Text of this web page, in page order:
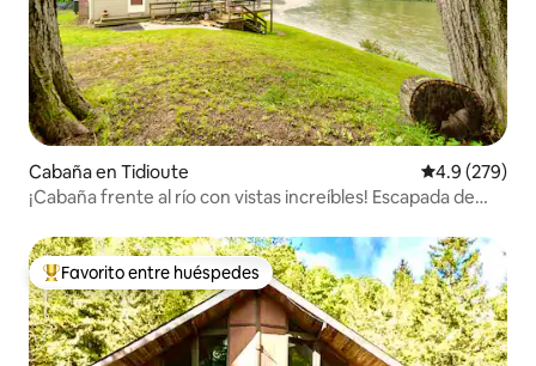
Cabaña en Tidioute Calificación
4.9 (279)
¡Cabaña frente al río con vistas increíbles! Escapada de
De los mejores en Favorito entre huéspedes
Favorito entre huéspedes